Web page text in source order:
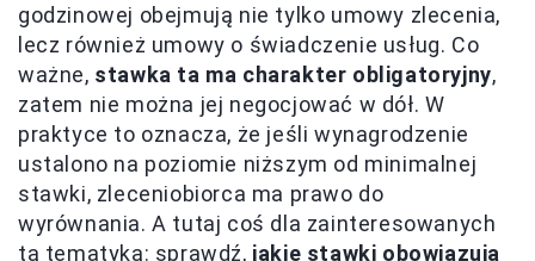
godzinowej obejmują nie tylko umowy zlecenia,
lecz również umowy o świadczenie usług. Co
ważne, stawka ta ma charakter obligatoryjny,
zatem nie można jej negocjować w dół. W
praktyce to oznacza, że jeśli wynagrodzenie
ustalono na poziomie niższym od minimalnej
stawki, zleceniobiorca ma prawo do
wyrównania. A tutaj coś dla zainteresowanych
tą tematyką: sprawdź, jakie stawki obowiązują